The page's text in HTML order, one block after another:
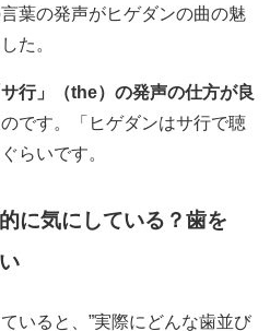
葉の発声がヒゲダンの曲の魅
た。
行」（the）の発声の仕方が良
のです。「ヒゲダンはサ行で聴
らいです。
に気にしている？歯を
いると、”実際にどんな歯並び